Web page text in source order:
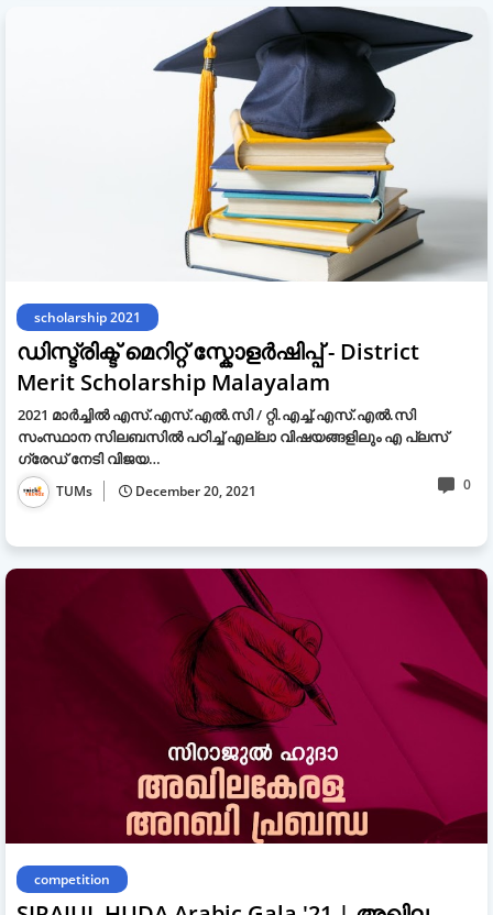
scholarship 2021
ഡിസ്ട്രിക്ട് മെറിറ്റ് സ്കോളർഷിപ്പ് - District
Merit Scholarship Malayalam
2021 മാർച്ചിൽ എസ്.എസ്.എൽ.സി / റ്റി.എച്ച്.എസ്.എൽ.സി
സംസ്ഥാന സിലബസിൽ പഠിച്ച് എല്ലാ വിഷയങ്ങളിലും എ പ്ലസ്
ഗ്രേഡ് നേടി വിജയ…
TUMs December 20, 2021 0
competition